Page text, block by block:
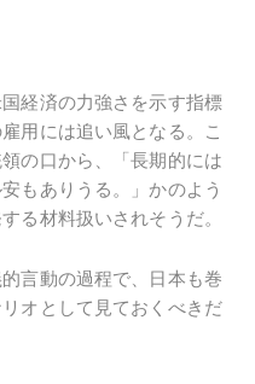
経済の力強さを示す指標
用には追い風となる。こ
の口から、「長期的には
もありうる。」かのよう
る材料扱いされそうだ。
言動の過程で、日本も巻
オとして見ておくべきだ